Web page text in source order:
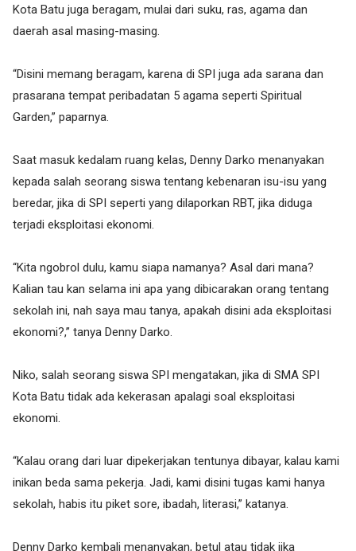
Kota Batu juga beragam, mulai dari suku, ras, agama dan
daerah asal masing-masing.
“Disini memang beragam, karena di SPI juga ada sarana dan
prasarana tempat peribadatan 5 agama seperti Spiritual
Garden,” paparnya.
Saat masuk kedalam ruang kelas, Denny Darko menanyakan
kepada salah seorang siswa tentang kebenaran isu-isu yang
beredar, jika di SPI seperti yang dilaporkan RBT, jika diduga
terjadi eksploitasi ekonomi.
“Kita ngobrol dulu, kamu siapa namanya? Asal dari mana?
Kalian tau kan selama ini apa yang dibicarakan orang tentang
sekolah ini, nah saya mau tanya, apakah disini ada eksploitasi
ekonomi?,” tanya Denny Darko.
Niko, salah seorang siswa SPI mengatakan, jika di SMA SPI
Kota Batu tidak ada kekerasan apalagi soal eksploitasi
ekonomi.
“Kalau orang dari luar dipekerjakan tentunya dibayar, kalau kami
inikan beda sama pekerja. Jadi, kami disini tugas kami hanya
sekolah, habis itu piket sore, ibadah, literasi,” katanya.
Denny Darko kembali menanyakan, betul atau tidak jika